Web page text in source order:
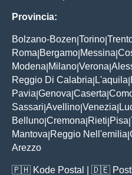
Provincia:
Bolzano-Bozen Torino
Roma Bergamo Messina
Modena Milano Verona
Reggio Di Calabria L'aquila
Pavia Genova Caserta
Sassari Avellino Venezia
Belluno Cremona Rieti Pisa
Mantova Reggio Nell'emilia
Arezzo
🇵🇭 Kode Postal | 🇩🇪